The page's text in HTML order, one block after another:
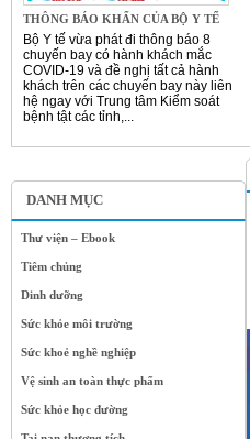
DANH MỤC
Thư viện – Ebook
Tiêm chủng
Dinh dưỡng
Sức khỏe môi trường
Sức khoẻ nghề nghiệp
Vệ sinh an toàn thực phẩm
Sức khỏe học đường
THÔNG BÁO KHẨN CỦA BỘ Y TẾ
Bộ Y tế vừa phát đi thông báo 8
chuyến bay có hành khách mắc
COVID-19 và đề nghị tất cả hành
khách trên các chuyến bay này liên
hệ ngay với Trung tâm Kiểm soát
bệnh tật các tỉnh,...